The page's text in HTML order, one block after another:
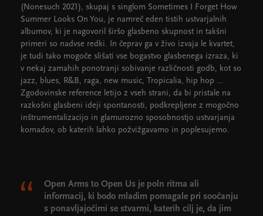
(Nonesuch 2021), skupaj s singlom Sometimes I Forget How
Summer Looks On You, je namreč eden tistih ustvarjalnih
albumov, ki je nagovoril širšo glasbeno skupnost in takšni
primeri so nadvse redki. In čeprav ga v živo izvaja le kvartet,
je tudi tako mogoče slišati vse bogastvo glasbenega izraza, ki
v nekaj zamahih ponotranji sobivanje različnosti godb, kot so
jazz, blues, R&B, raga, new music, Tropicalia, hip hop …
Zgodovinske reference letijo z vseh strani, da bi pristale na
razkošni glasbeni ideji spontanosti, podkrepljene z mogočno
inštrumentalizacijo in glamurozno sposobnostjo ustvarjanja
komadov, ob katerih lahko požvižgavamo in poplesujemo.
​​​​​​Open Arms to Open Us je poln ritma ali
informacij, ki bodo mladim pomagale pri soočanju
s ponavljajočimi se stvarmi, katerih cilj je, da jim